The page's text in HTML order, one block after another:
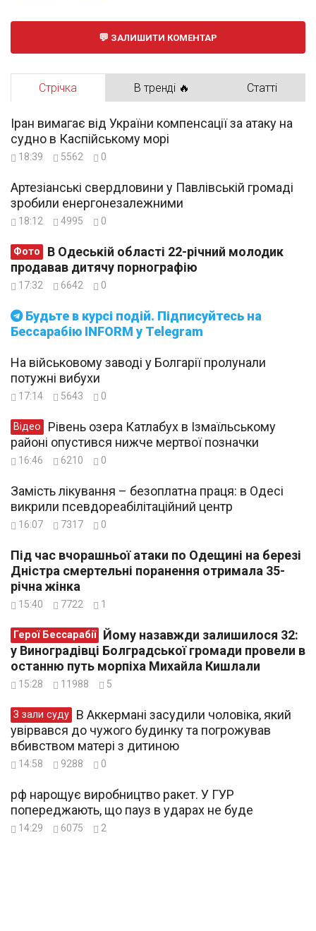
ЗАЛИШИТИ КОМЕНТАР
Стрічка В тренді 🔥 Статті
Будьте в курсі подій. Підписуйтесь на
Бессарабію INFORM у Telegram
Іран вимагає від України компенсації за атаку на
судно в Каспійському морі
18:39 5562 0
Артезіанські свердловини у Павлівській громаді
зробили енергонезалежними
18:12 4995 0
Фото
продавав дитячу порнографію
17:32 6642 0
На військовому заводі у Болгарії пролунали
потужні вибухи
17:14 5643 0
Відео
районі опустився нижче мертвої позначки
16:46 6210 0
Замість лікування – безоплатна праця: в Одесі
викрили псевдореабілітаційний центр
16:07 7317 0
Під час вчорашньої атаки по Одещині на березі
Дністра смертельні поранення отримала 35-
річна жінка
15:40 7722 1
Герої Бессарабії
у Виноградівці Болградської громади провели в
останню путь морпіха Михайла Кишлали
15:28 11988 5
З зали суду
увірвався до чужого будинку та погрожував
вбивством матері з дитиною
14:58 9288 0
рф нарощує виробництво ракет. У ГУР
попереджають, що пауз в ударах не буде
14:29 6075 2